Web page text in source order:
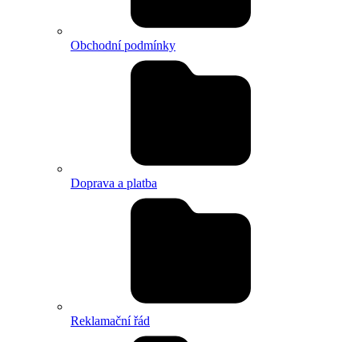
Obchodní podmínky
Doprava a platba
Reklamační řád